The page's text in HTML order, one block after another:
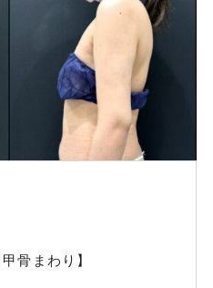
骨まわり】